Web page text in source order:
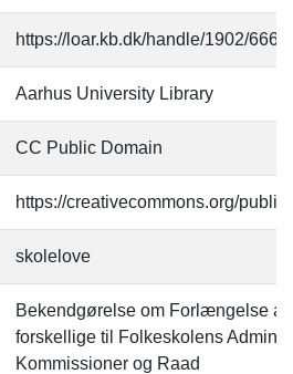
https://loar.kb.dk/handle/1902/6666
Aarhus University Library
CC Public Domain
https://creativecommons.org/
skolelove
Bekendgørelse om Forlængelse af
forskellige til Folkeskolens
Kommissioner og Raad